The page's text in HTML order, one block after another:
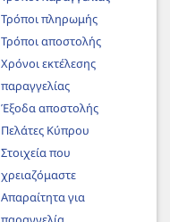
Τρόποι πληρωμής
Τρόποι αποστολής
Χρόνοι εκτέλεσης
παραγγελίας
Έξοδα αποστολής
Πελάτες Κύπρου
Στοιχεία που
χρειαζόμαστε
Απαραίτητα για